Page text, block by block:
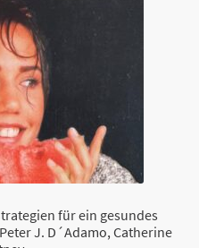
für ein gesundes
J. D´Adamo, Catherine